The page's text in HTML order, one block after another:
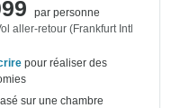
par personne
aller-retour (Frankfurt Intl
pour réaliser des
sur une chambre